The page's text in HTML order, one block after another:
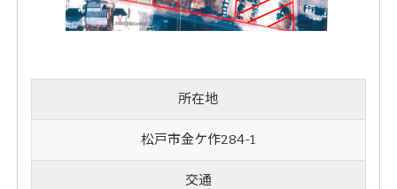
所在地
松戸市金ケ作284-1
交通